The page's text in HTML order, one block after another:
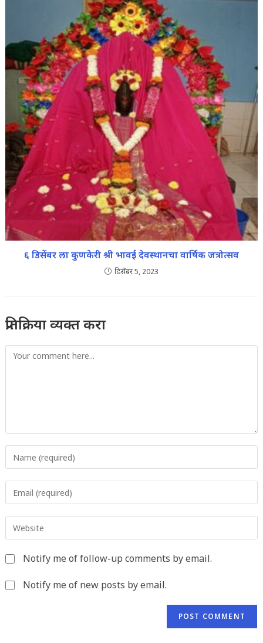
६ डिसेंबर ला कुणकेरी श्री भावई देवस्थानचा वार्षिक जत्रोत्सव
डिसेंबर 5, 2023
प्रतिक्रिया व्यक्त करा
Comment
your
username
to
comment
your
address
toyour
URL
Notify me of follow-up comments by email.
Notify me of new posts by email.